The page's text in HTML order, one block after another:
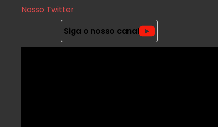
Nosso Twitter
Siga o nosso canal